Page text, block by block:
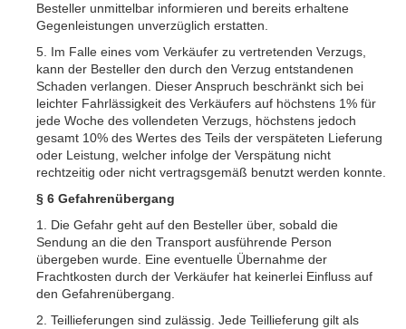
Besteller unmittelbar informieren und bereits erhaltene
Gegenleistungen unverzüglich erstatten.
5. Im Falle eines vom Verkäufer zu vertretenden Verzugs,
kann der Besteller den durch den Verzug entstandenen
Schaden verlangen. Dieser Anspruch beschränkt sich bei
leichter Fahrlässigkeit des Verkäufers auf höchstens 1% für
jede Woche des vollendeten Verzugs, höchstens jedoch
gesamt 10% des Wertes des Teils der verspäteten Lieferung
oder Leistung, welcher infolge der Verspätung nicht
rechtzeitig oder nicht vertragsgemäß benutzt werden konnte.
§ 6 Gefahrenübergang
1. Die Gefahr geht auf den Besteller über, sobald die
Sendung an die den Transport ausführende Person
übergeben wurde. Eine eventuelle Übernahme der
Frachtkosten durch der Verkäufer hat keinerlei Einfluss auf
den Gefahrenübergang.
2. Teillieferungen sind zulässig. Jede Teillieferung gilt als